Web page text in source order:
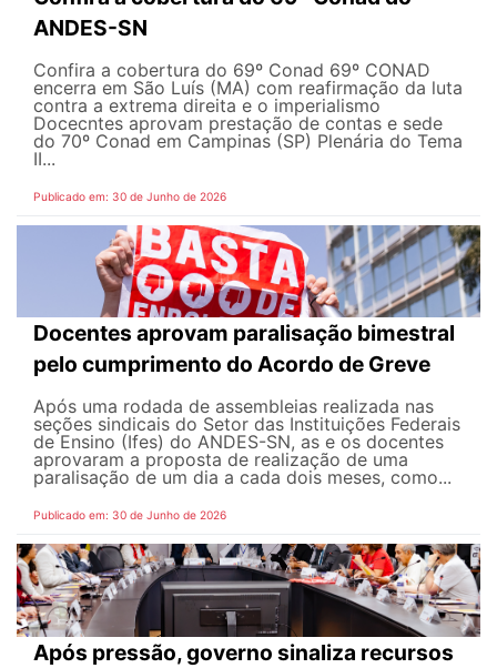
ANDES-SN
Confira a cobertura do 69º Conad 69º CONAD
encerra em São Luís (MA) com reafirmação da luta
contra a extrema direita e o imperialismo
Docecntes aprovam prestação de contas e sede
do 70º Conad em Campinas (SP) Plenária do Tema
II...
Publicado em: 30 de Junho de 2026
Docentes aprovam paralisação bimestral
pelo cumprimento do Acordo de Greve
Após uma rodada de assembleias realizada nas
seções sindicais do Setor das Instituições Federais
de Ensino (Ifes) do ANDES-SN, as e os docentes
aprovaram a proposta de realização de uma
paralisação de um dia a cada dois meses, como...
Publicado em: 30 de Junho de 2026
Após pressão, governo sinaliza recursos